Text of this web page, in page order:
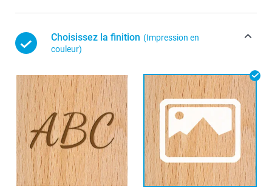
Choisissez la finition (Impression en
couleur)